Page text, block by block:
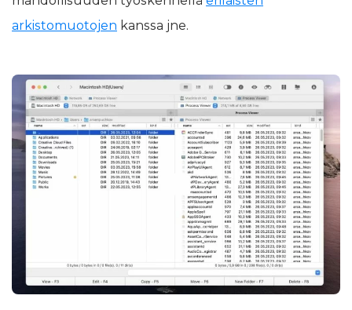
arkistomuotojen kanssa jne.